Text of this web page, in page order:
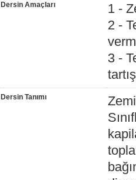
Dersin Amaçları
1 -
2 -
3 -
Dersin Tanımı